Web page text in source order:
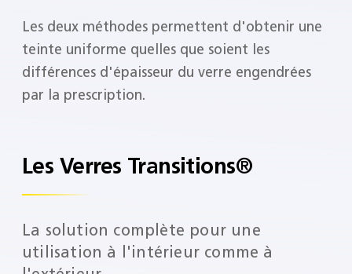
Les deux méthodes permettent d'obtenir une
teinte uniforme quelles que soient les
différences d'épaisseur du verre engendrées
par la prescription.
Les Verres Transitions®
La solution complète pour une
utilisation à l'intérieur comme à